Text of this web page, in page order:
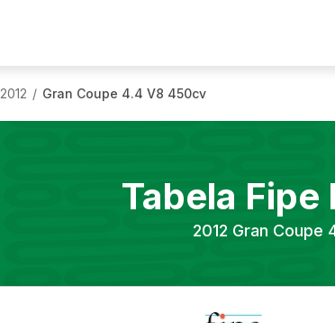
2012 / Gran Coupe 4.4 V8 450cv
Tabela Fipe
2012 Gran Coupe